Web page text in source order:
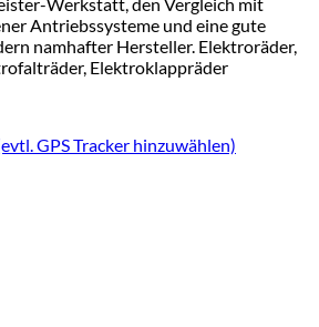
Antriebssysteme und eine gute
namhafter Hersteller. Elektroräder,
Elektroklappräder
GPS Tracker hinzuwählen)